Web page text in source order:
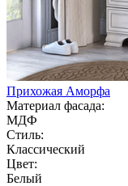
Прихожая Аморфа
Материал фасада:
МДФ
Стиль:
Классический
Цвет:
Белый